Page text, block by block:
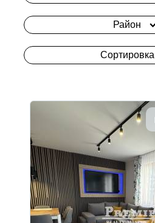
Район
Сортировка